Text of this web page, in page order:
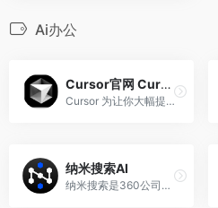
Ai办公
Cursor官网 Cursor编程 ai编程
Cursor 为让你大幅提升效率而打造，Cursor 是与 AI 一起编程的最佳方式。
纳米搜索AI
纳米搜索是360公司推出的一款全新的AI搜索产品